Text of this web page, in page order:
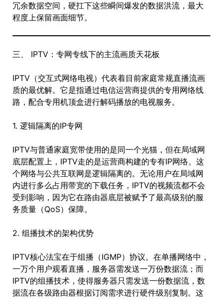
冗余数据空间，硬扛下这些瞬间爆发的数据洪流，最大
程度上保留画面细节。
三、 IPTV：专网专线下的主流画质天花板
IPTV（交互式网络电视）代表着目前家庭常规直播流画
质的最优解。它是指通过电信运营商提供的专用网络线
路，配合专用机顶盒进行解码播放的电视服务。
1. 逻辑隔离的IP专网
IPTV与普通家庭宽带使用的是同一个光猫，但在局域网
底层配置上，IPTV走的是运营商构建的专有IP网络。这
个网络与公共互联网是逻辑隔离的。无论用户在局域网
内进行多么占用带宽的下载任务，IPTV的视频流都不会
受到影响，因为它在路由器底层被赋予了最高级别的服
务质量（QoS）保障。
2. 组播技术的架构优势
IPTV核心法宝在于组播（IGMP）协议。在单播网络中，
一万个用户观看直播，服务器需发送一万份数据流；而
IPTV的组播技术，使得服务器只需发送一份数据流，数
据流在各级路由器根据订阅需求进行硬件级别复制。这